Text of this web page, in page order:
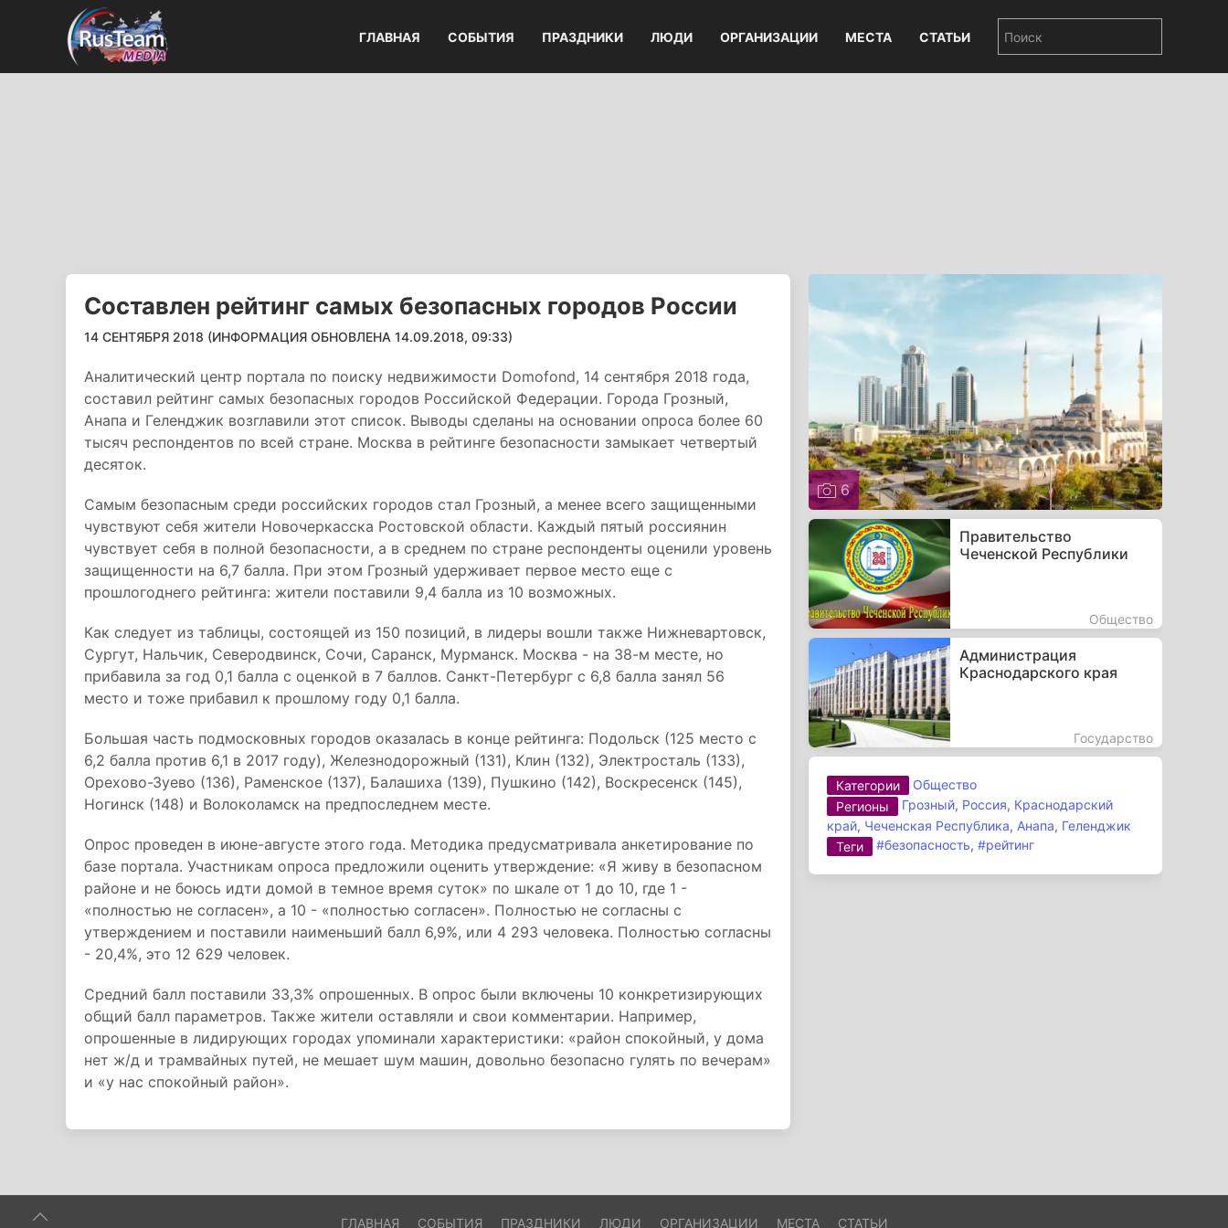
ГЛАВНАЯ СОБЫТИЯ ПРАЗДНИКИ ЛЮДИ ОРГАНИЗАЦИИ МЕСТА СТАТЬИ
Составлен рейтинг самых безопасных городов России
14 СЕНТЯБРЯ 2018 (ИНФОРМАЦИЯ ОБНОВЛЕНА 14.09.2018, 09:33)
Аналитический центр портала по поиску недвижимости Domofond, 14 сентября 2018 года,
составил рейтинг самых безопасных городов Российской Федерации. Города Грозный,
Анапа и Геленджик возглавили этот список. Выводы сделаны на основании опроса более 60
тысяч респондентов по всей стране. Москва в рейтинге безопасности замыкает четвертый
десяток.
Самым безопасным среди российских городов стал Грозный, а менее всего защищенными
чувствуют себя жители Новочеркасска Ростовской области. Каждый пятый россиянин
чувствует себя в полной безопасности, а в среднем по стране респонденты оценили уровень
защищенности на 6,7 балла. При этом Грозный удерживает первое место еще с
прошлогоднего рейтинга: жители поставили 9,4 балла из 10 возможных.
Как следует из таблицы, состоящей из 150 позиций, в лидеры вошли также Нижневартовск,
Сургут, Нальчик, Северодвинск, Сочи, Саранск, Мурманск. Москва - на 38-м месте, но
прибавила за год 0,1 балла с оценкой в 7 баллов. Санкт-Петербург с 6,8 балла занял 56
место и тоже прибавил к прошлому году 0,1 балла.
Большая часть подмосковных городов оказалась в конце рейтинга: Подольск (125 место с
6,2 балла против 6,1 в 2017 году), Железнодорожный (131), Клин (132), Электросталь (133),
Орехово-Зуево (136), Раменское (137), Балашиха (139), Пушкино (142), Воскресенск (145),
Ногинск (148) и Волоколамск на предпоследнем месте.
Опрос проведен в июне-августе этого года. Методика предусматривала анкетирование по
базе портала. Участникам опроса предложили оценить утверждение: «Я живу в безопасном
районе и не боюсь идти домой в темное время суток» по шкале от 1 до 10, где 1 -
«полностью не согласен», а 10 - «полностью согласен». Полностью не согласны с
утверждением и поставили наименьший балл 6,9%, или 4 293 человека. Полностью согласны
- 20,4%, это 12 629 человек.
Средний балл поставили 33,3% опрошенных. В опрос были включены 10 конкретизирующих
общий балл параметров. Также жители оставляли и свои комментарии. Например,
опрошенные в лидирующих городах упоминали характеристики: «район спокойный, у дома
нет ж/д и трамвайных путей, не мешает шум машин, довольно безопасно гулять по вечерам»
и «у нас спокойный район».
6
Правительство
Чеченской Республики
Общество
Администрация
Краснодарского края
Государство
Категории
Общество
Регионы
Грозный, Россия, Краснодарский
край, Чеченская Республика, Анапа, Геленджик
Теги
#безопасность,#рейтинг
ГЛАВНАЯ СОБЫТИЯ ПРАЗДНИКИ ЛЮДИ ОРГАНИЗАЦИИ МЕСТА СТАТЬИ